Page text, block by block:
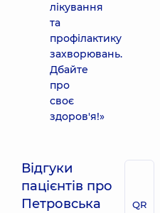
лікування
та
профілактику
захворювань.
Дбайте
про
своє
здоров'я!»
Відгуки
пацієнтів про
Петровська
QR